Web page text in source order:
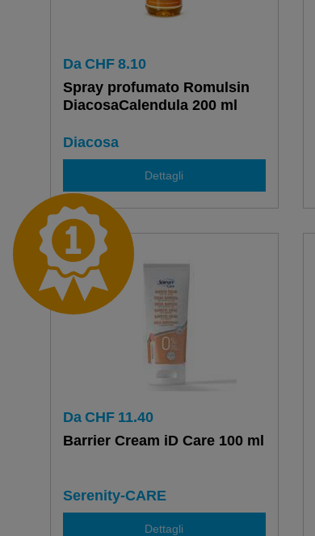
Da CHF 8.10
Spray profumato Romulsin
DiacosaCalendula 200 ml
Diacosa
Dettagli
Da CHF 11.40
Barrier Cream iD Care 100 ml
Serenity-CARE
Dettagli